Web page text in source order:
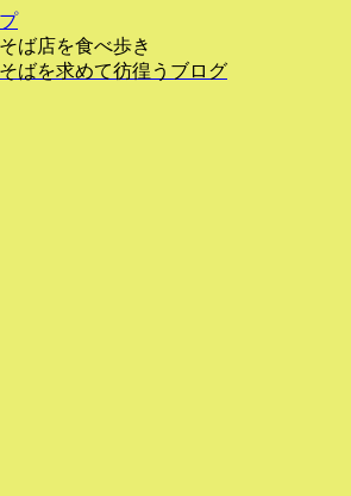
ば店を食べ歩き
ばを求めて彷徨うブログ